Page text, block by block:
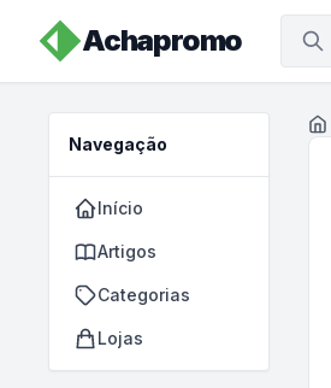
Achapromo
Navegação
Início
Artigos
Categorias
Lojas